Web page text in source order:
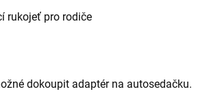
rukojeť pro rodiče
dokoupit adaptér na autosedačku.